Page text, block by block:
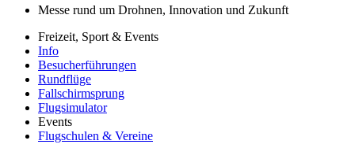
Messe rund um Drohnen, Innovation und Zukunft
Freizeit, Sport & Events
Info
Besucherführungen
Rundflüge
Fallschirmsprung
Flugsimulator
Events
Flugschulen & Vereine